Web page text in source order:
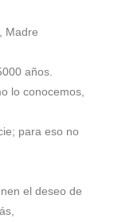
Madre
años.
lo conocemos,
para eso no
el deseo de